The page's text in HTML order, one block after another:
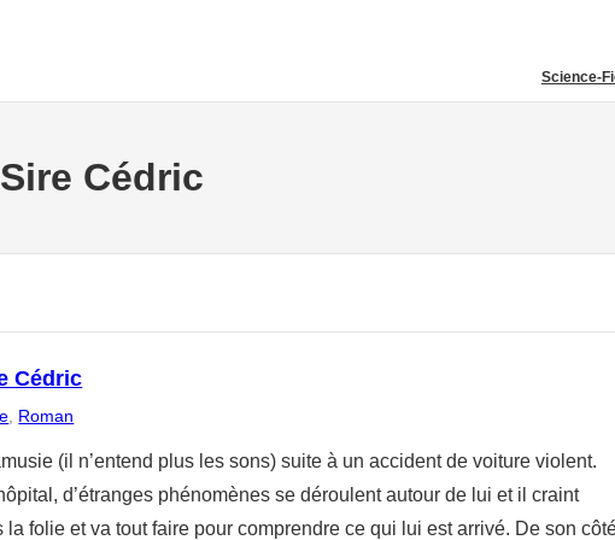
Science-
Sire Cédric
Cédric
Roman
(il n’entend plus les sons) suite à un accident de voiture violent.
d’étranges phénomènes se déroulent autour de lui et il craint
la folie et va tout faire pour comprendre ce qui lui est arrivé. De son